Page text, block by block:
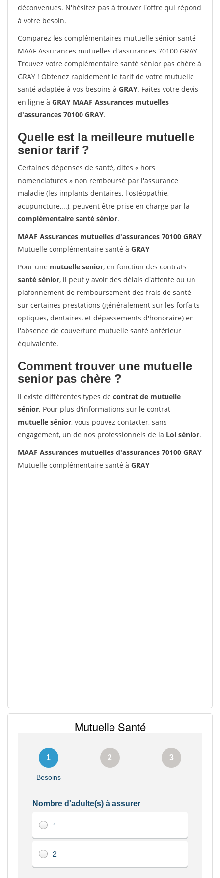
déconvenues. N'hésitez pas à trouver l'offre qui répond
à votre besoin.
Comparez les complémentaires mutuelle sénior santé
MAAF Assurances mutuelles d'assurances 70100 GRAY.
Trouvez votre complémentaire santé sénior pas chère à
GRAY ! Obtenez rapidement le tarif de votre mutuelle
santé adaptée à vos besoins à GRAY. Faites votre devis
en ligne à GRAY MAAF Assurances mutuelles
d'assurances 70100 GRAY.
Quelle est la meilleure mutuelle
senior tarif ?
Certaines dépenses de santé, dites « hors
nomenclatures » non remboursé par l'assurance
maladie (les implants dentaires, l'ostéopathie,
acupuncture,...), peuvent être prise en charge par la
complémentaire santé sénior.
MAAF Assurances mutuelles d'assurances 70100 GRAY
Mutuelle complémentaire santé à GRAY
Pour une mutuelle senior, en fonction des contrats
santé sénior, il peut y avoir des délais d'attente ou un
plafonnement de remboursement des frais de santé
sur certaines prestations (généralement sur les forfaits
optiques, dentaires, et dépassements d'honoraire) en
l'absence de couverture mutuelle santé antérieur
équivalente.
Comment trouver une mutuelle
senior pas chère ?
Il existe différentes types de contrat de mutuelle
sénior. Pour plus d'informations sur le contrat
mutuelle sénior, vous pouvez contacter, sans
engagement, un de nos professionnels de la Loi sénior.
MAAF Assurances mutuelles d'assurances 70100 GRAY
Mutuelle complémentaire santé à GRAY